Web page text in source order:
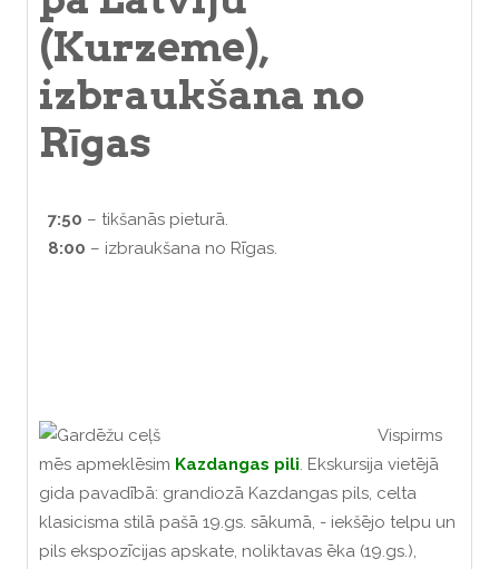
(Kurzeme),
izbraukšana no
Rīgas
7:50 – tikšanās pieturā.
8:00 – izbraukšana no Rīgas.
Vispirms
mēs apmeklēsim Kazdangas pili. Ekskursija vietējā
gida pavadībā: grandiozā Kazdangas pils, celta
klasicisma stilā pašā 19.gs. sākumā, - iekšējo telpu un
pils ekspozīcijas apskate, noliktavas ēka (19.gs.),